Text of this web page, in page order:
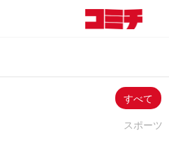
すべて
スポーツ